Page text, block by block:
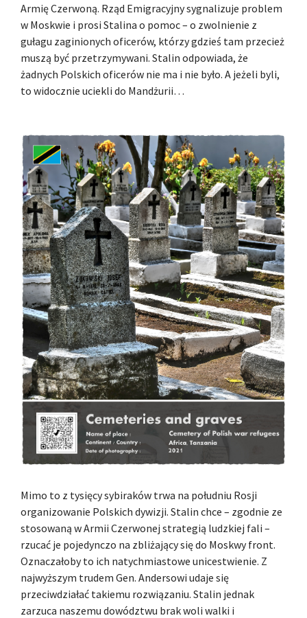
Armię Czerwoną. Rząd Emigracyjny sygnalizuje problem
w Moskwie i prosi Stalina o pomoc – o zwolnienie z
gułagu zaginionych oficerów, którzy gdzieś tam przecież
muszą być przetrzymywani. Stalin odpowiada, że
żadnych Polskich oficerów nie ma i nie było. A jeżeli byli,
to widocznie uciekli do Mandżurii…
Mimo to z tysięcy sybiraków trwa na południu Rosji
organizowanie Polskich dywizji. Stalin chce – zgodnie ze
stosowaną w Armii Czerwonej strategią ludzkiej fali –
rzucać je pojedynczo na zbliżający się do Moskwy front.
Oznaczałoby to ich natychmiastowe unicestwienie. Z
najwyższym trudem Gen. Andersowi udaje się
przeciwdziałać takiemu rozwiązaniu. Stalin jednak
zarzuca naszemu dowództwu brak woli walki i